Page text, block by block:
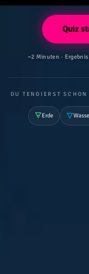
Quiz
~2 Minuten ·
DU TENDIERST
🜃Erde 🜄